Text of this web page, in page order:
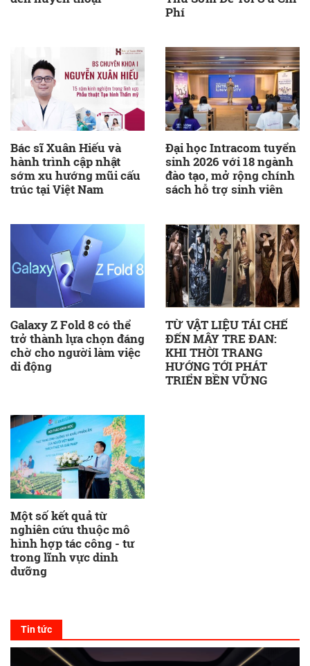
Phí
Bác sĩ Xuân Hiếu và
hành trình cập nhật
sớm xu hướng mũi cấu
trúc tại Việt Nam
Đại học Intracom tuyển
sinh 2026 với 18 ngành
đào tạo, mở rộng chính
sách hỗ trợ sinh viên
Galaxy Z Fold 8 có thể
trở thành lựa chọn đáng
chờ cho người làm việc
di động
TỪ VẬT LIỆU TÁI CHẾ
ĐẾN MÂY TRE ĐAN:
KHI THỜI TRANG
HƯỚNG TỚI PHÁT
TRIỂN BỀN VỮNG
Một số kết quả từ
nghiên cứu thuộc mô
hình hợp tác công - tư
trong lĩnh vực dinh
dưỡng
Tin tức